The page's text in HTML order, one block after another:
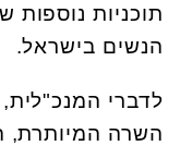
תוכניות
הנשים בישראל.
לדברי
השרה המיותרת,